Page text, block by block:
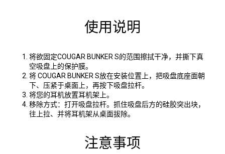
使用说明
将欲固定COUGAR BUNKER S的范围擦拭干净，并撕下真
空吸盘上的保护膜。
将 COUGAR BUNKER S放在安装位置上，把吸盘底座面朝
下、压紧于桌面上，再按下吸盘拉杆。
将您的耳机放置耳机架上。
移除方式：打开吸盘拉杆。抓住吸盘后方的硅胶突出块，
往上拉、并将耳机架从桌面拔除。
注意事项